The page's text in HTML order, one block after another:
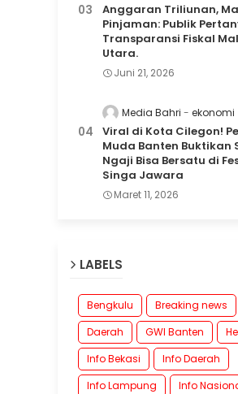
Anggaran Triliunan,
Pinjaman: Publik
Transparansi Fiskal
Utara.
Juni 21, 2026
Media Bahri ekonomi
Viral di Kota Cilegon!
Muda Banten Buktikan
Ngaji Bisa Bersatu di
Singa Jawara
Maret 11, 2026
LABELS
Bengkulu
Breaking news
Daerah
GWI Banten
Info Bekasi
Info Daerah
Info Lampung
Info